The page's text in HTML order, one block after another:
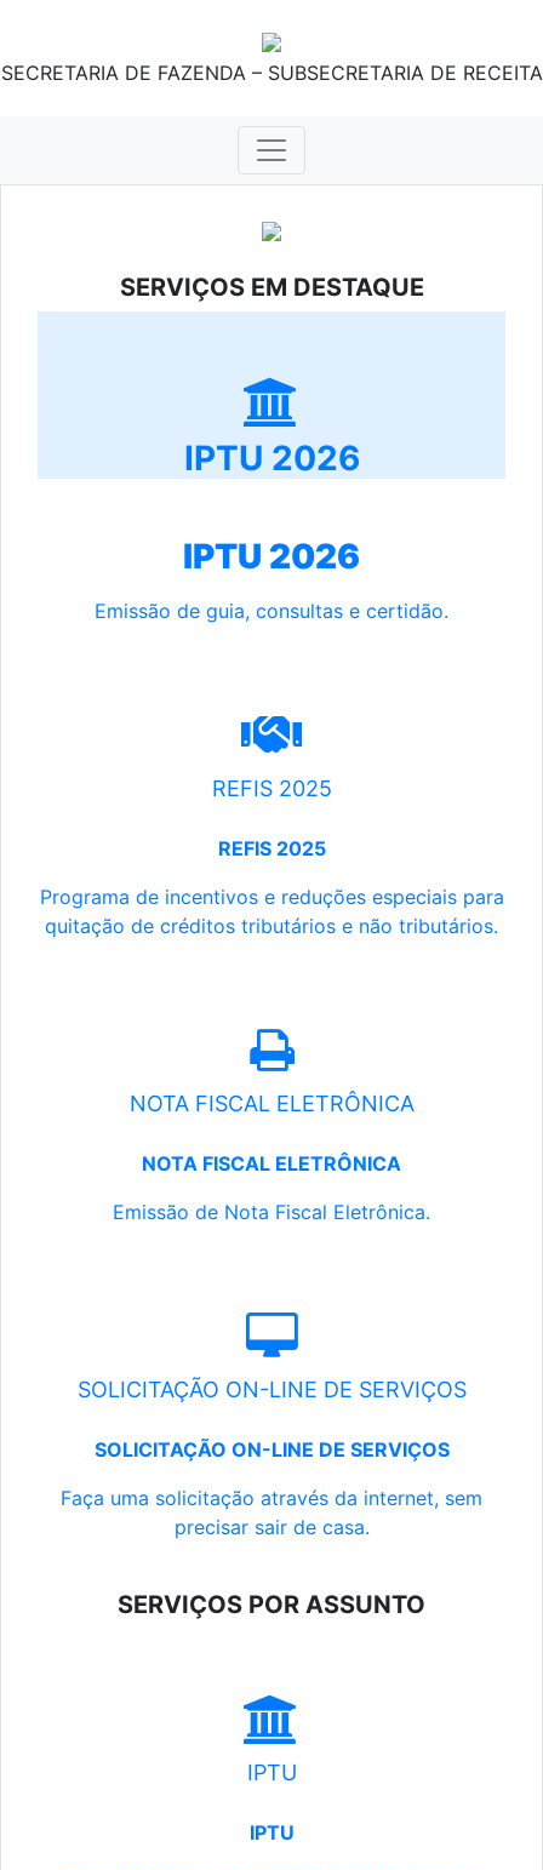
SECRETARIA DE FAZENDA – SUBSECRETARIA DE RECEITA
SERVIÇOS EM DESTAQUE
IPTU 2026
IPTU 2026
Emissão de guia, consultas e certidão.
REFIS 2025
REFIS 2025
Programa de incentivos e reduções especiais para
quitação de créditos tributários e não tributários.
NOTA FISCAL ELETRÔNICA
NOTA FISCAL ELETRÔNICA
Emissão de Nota Fiscal Eletrônica.
SOLICITAÇÃO ON-LINE DE SERVIÇOS
SOLICITAÇÃO ON-LINE DE SERVIÇOS
Faça uma solicitação através da internet, sem
precisar sair de casa.
SERVIÇOS POR ASSUNTO
IPTU
IPTU